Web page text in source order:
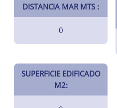
DISTANCIA MAR MTS :
0
SUPERFICIE EDIFICADO
M2: